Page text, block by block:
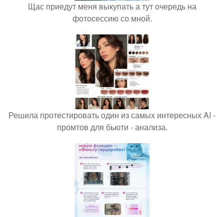
Щас приедут меня выкупать а тут очередь на
фотосессию со мной.
Решила протестировать один из самых интересных AI -
промтов для бьюти - анализа.